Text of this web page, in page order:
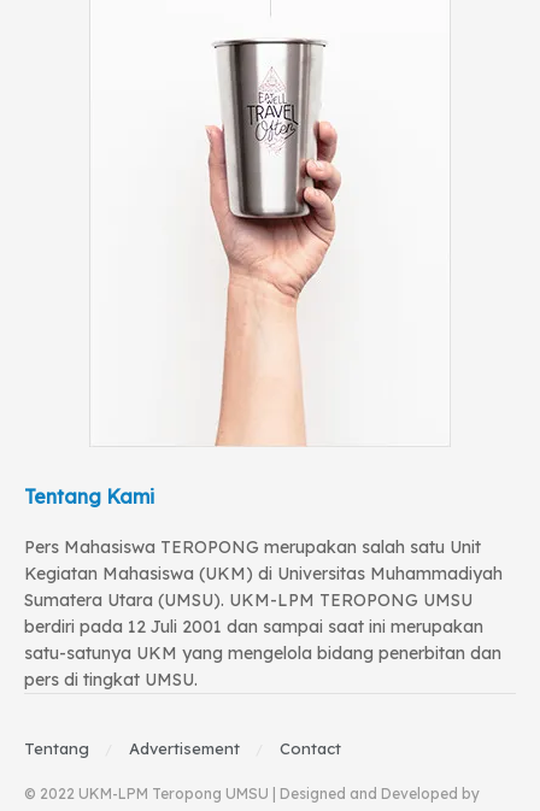
Tentang Kami
Pers Mahasiswa TEROPONG merupakan salah satu Unit
Kegiatan Mahasiswa (UKM) di Universitas Muhammadiyah
Sumatera Utara (UMSU). UKM-LPM TEROPONG UMSU
berdiri pada 12 Juli 2001 dan sampai saat ini merupakan
satu-satunya UKM yang mengelola bidang penerbitan dan
pers di tingkat UMSU.
Tentang Advertisement Contact
© 2022 UKM-LPM Teropong UMSU | Designed and Developed by